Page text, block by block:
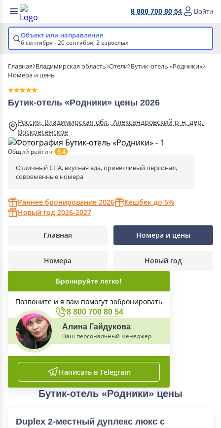
8 800 700 80 54 Войти
Объект или направление
6 сентября - 20 сентября, 2 взрослых
Главная Владимирская область Отели Бутик-отель «Родники»
Номера и цены
Бутик-отель «Родники» цены 2026
Россия, Владимирская обл., Александровский р-н, дер.
Воскресенское
Общий рейтинг 9.4
Отличный СПА, вкусная еда, приветливый персонал,
современные номера
Раннее бронирование 2026
Кешбек до 5%
Новый год 2026-2027
Главная Номера и цены
Номера Новый год
Бронируйте легко!
Позвоните и я вам помогут забронировать
8 800 700 80 54
Алина Гайдукова
Ваш персональный менеджер
Написать в Telegram
Бутик-отель «Родники» цены
Duplex 2-местный дуплекс люкс с